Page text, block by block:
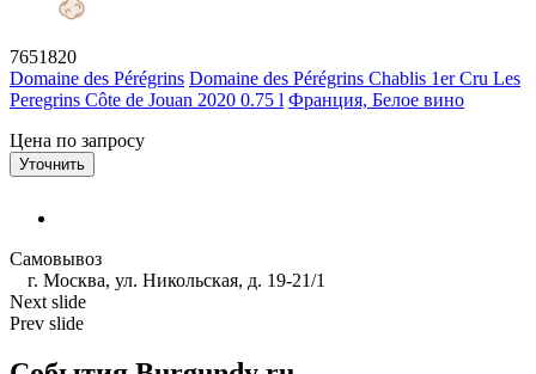
7651820
Domaine des Pérégrins Domaine des Pérégrins Chablis 1er Cru Les
Peregrins Côte de Jouan 2020 0.75 l Франция, Белое вино
Цена по запросу
Уточнить
Самовывоз
г. Москва, ул. Никольская, д. 19-21/1
Next slide
Prev slide